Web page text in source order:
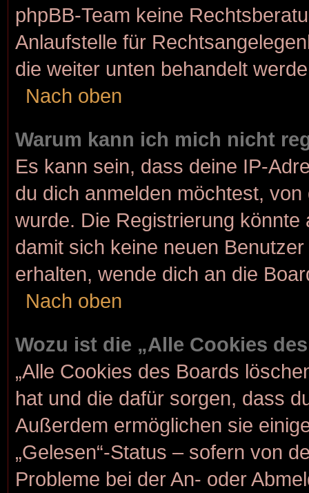
phpBB-Team keine
Anlaufstelle für
die weiter unten behandelt
Nach oben
Warum kann ich mich nicht
Es kann sein, dass deine IP-
du dich anmelden möchtest,
wurde. Die Registrierung
damit sich keine neuen
erhalten, wende dich an die
Nach oben
Wozu ist die „Alle Cookies
„Alle Cookies des Boards
hat und die dafür sorgen, dass
Außerdem ermöglichen sie
„Gelesen“-Status – sofern von
Probleme bei der An- oder